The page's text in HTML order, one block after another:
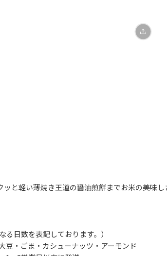
と軽い薄焼き王道の醤油煎餅までお米の美味
日数を表記しております。）
・ごま・カシューナッツ・アーモンド